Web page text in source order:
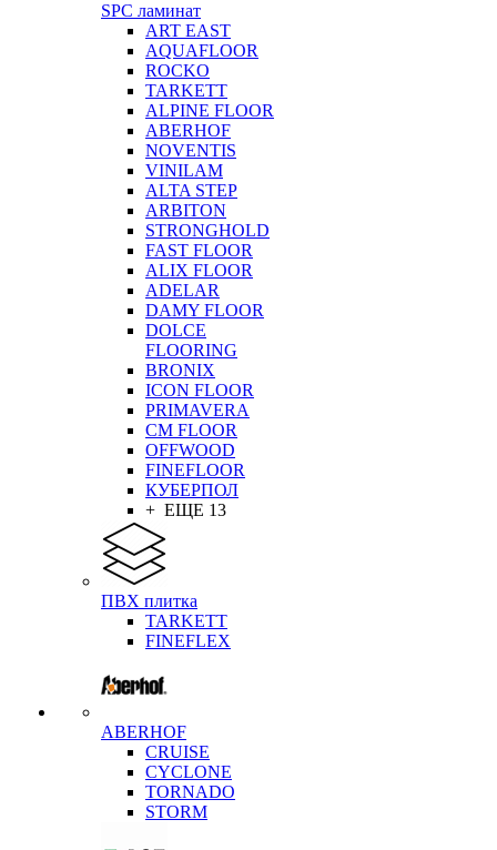
SPC ламинат
ART EAST
AQUAFLOOR
ROCKO
TARKETT
ALPINE FLOOR
ABERHOF
NOVENTIS
VINILAM
ALTA STEP
ARBITON
STRONGHOLD
FAST FLOOR
ALIX FLOOR
ADELAR
DAMY FLOOR
DOLCE
FLOORING
BRONIX
ICON FLOOR
PRIMAVERA
CM FLOOR
OFFWOOD
FINEFLOOR
КУБЕРПОЛ
+ ЕЩЕ 13
ПВХ плитка
TARKETT
FINEFLEX
ABERHOF
CRUISE
CYCLONE
TORNADO
STORM